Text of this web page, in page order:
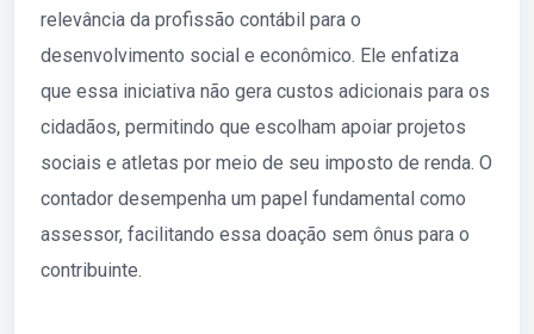
relevância da profissão contábil para o
desenvolvimento social e econômico. Ele enfatiza
que essa iniciativa não gera custos adicionais para os
cidadãos, permitindo que escolham apoiar projetos
sociais e atletas por meio de seu imposto de renda. O
contador desempenha um papel fundamental como
assessor, facilitando essa doação sem ônus para o
contribuinte.